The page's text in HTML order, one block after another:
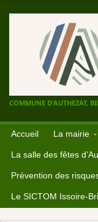
COMMUNE D'AUTHEZAT,
Accueil La mairie
La salle des fêtes
Prévention des
Le SICTOM Issoire-